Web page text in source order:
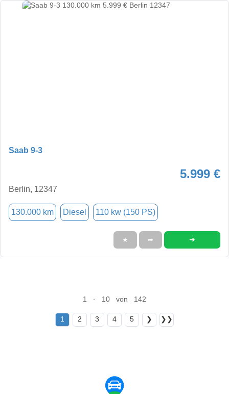
Saab 9-3
5.999 €
Berlin, 12347
130.000 km Diesel 110 kw (150 PS)
★ ➦ ➜
1 - 10 von 142
1 2 3 4 5 ❯ ❯❯